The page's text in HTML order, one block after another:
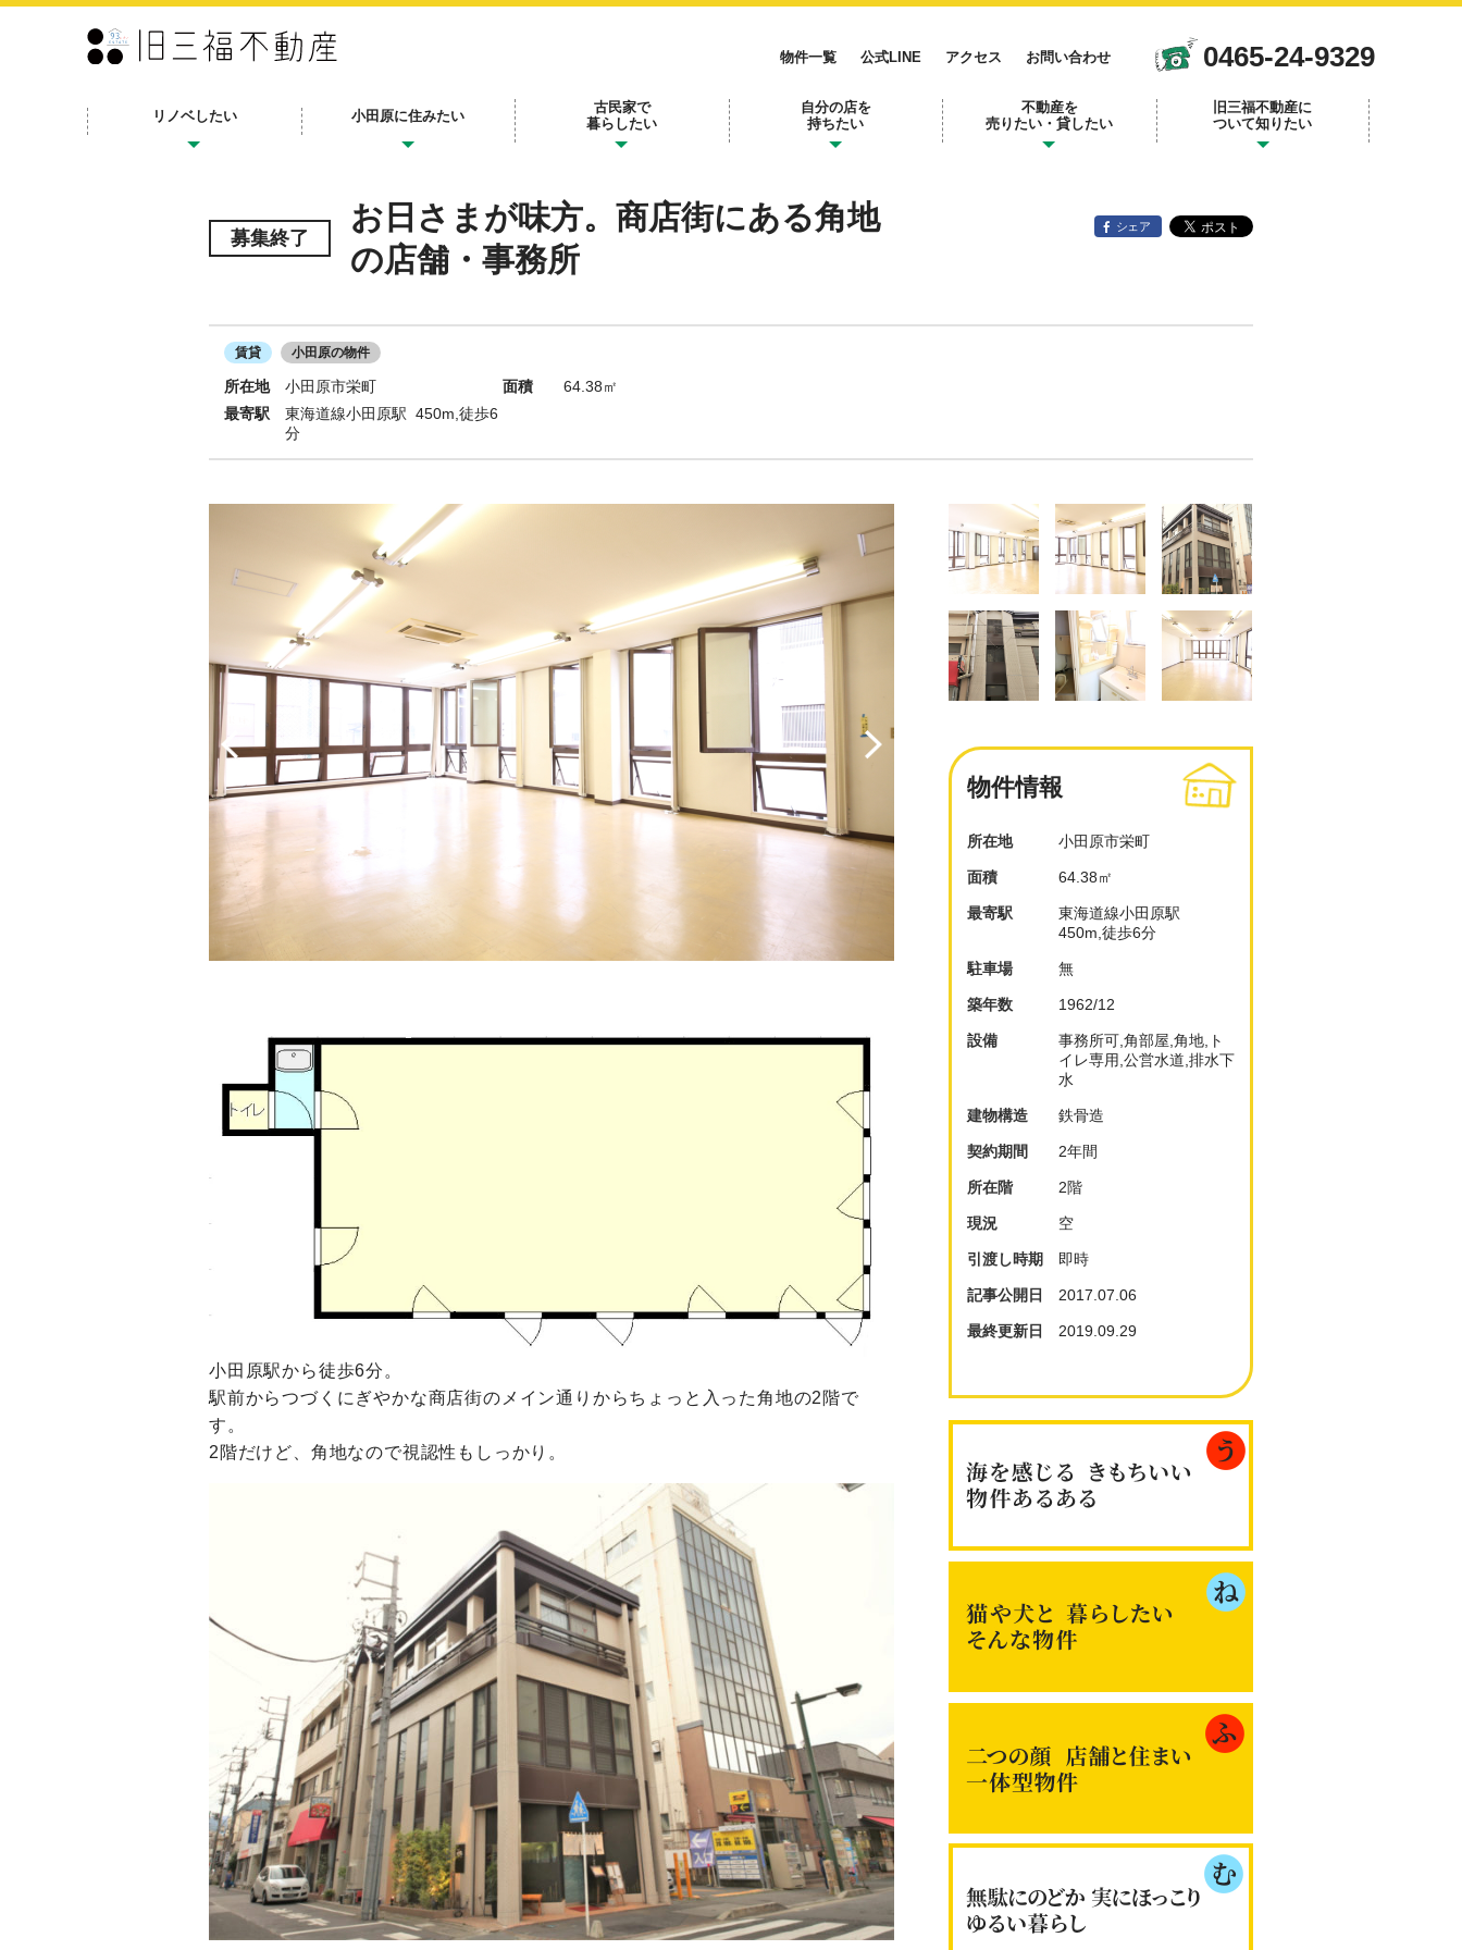
物件一覧 公式LINE アクセス お問い合わせ 0465-24-9329
リノベしたい 小田原に住みたい
古民家で
暮らしたい
自分の店を
持ちたい
不動産を
売りたい・貸したい
旧三福不動産に
ついて知りたい
募集終了
お日さまが味方。商店街にある角地
の店舗・事務所
シェア
賃貸 小田原の物件
所在地 小田原市栄町 面積
64.38㎡
最寄駅
東海道線小田原駅 450m,徒歩6
分
小田原駅から徒歩6分。
駅前からつづくにぎやかな商店街のメイン通りからちょっと入った角地の2階で
す。
2階だけど、角地なので視認性もしっかり。
物件情報
所在地 小田原市栄町
面積 64.38㎡
最寄駅
東海道線小田原駅
450m,徒歩6分
駐車場 無
築年数 1962/12
設備
事務所可,角部屋,角地,ト
イレ専用,公営水道,排水下
水
建物構造 鉄骨造
契約期間 2年間
所在階 2階
現況 空
引渡し時期 即時
記事公開日 2017.07.06
最終更新日 2019.09.29